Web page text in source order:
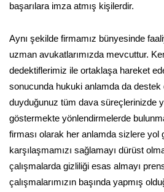
başarılara imza atmış kişilerdir.
Aynı şekilde firmamız bünyesinde
uzman avukatlarımızda mevcuttur.
dedektiflerimiz ile ortaklaşa hareket
sonucunda hukuki anlamda da destek
duyduğunuz tüm dava süreçlerinizde
göstermekte yönlendirmelerde
firması olarak her anlamda sizlere yol
karşılaşmamızı sağlamayı dürüst
çalışmalarda gizliliği esas almayı
çalışmalarımızın başında yapmış